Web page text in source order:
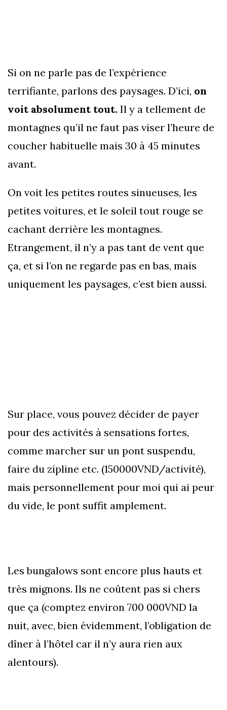
Si on ne parle pas de l’expérience
terrifiante, parlons des paysages. D’ici, on
voit absolument tout. Il y a tellement de
montagnes qu’il ne faut pas viser l’heure de
coucher habituelle mais 30 à 45 minutes
avant.
On voit les petites routes sinueuses, les
petites voitures, et le soleil tout rouge se
cachant derrière les montagnes.
Etrangement, il n’y a pas tant de vent que
ça, et si l’on ne regarde pas en bas, mais
uniquement les paysages, c’est bien aussi.
Sur place, vous pouvez décider de payer
pour des activités à sensations fortes,
comme marcher sur un pont suspendu,
faire du zipline etc. (150000VND/activité),
mais personnellement pour moi qui ai peur
du vide, le pont suffit amplement.
Les bungalows sont encore plus hauts et
très mignons. Ils ne coûtent pas si chers
que ça (comptez environ 700 000VND la
nuit, avec, bien évidemment, l’obligation de
dîner à l’hôtel car il n’y aura rien aux
alentours).